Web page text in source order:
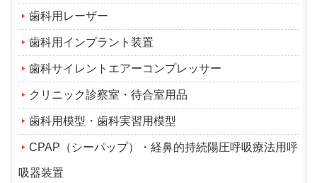
歯科用レーザー
歯科用インプラント装置
歯科サイレントエアーコンプレッサー
クリニック診察室・待合室用品
歯科用模型・歯科実習用模型
CPAP（シーパップ）・経鼻的持続陽圧呼吸療法用呼
吸器装置